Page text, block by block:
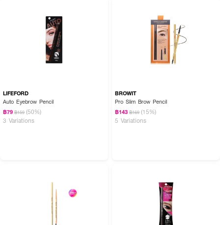
LIFEFORD
Auto Eyebrow Pencil
฿79 ฿159 (50%)
3 Variations
BROWIT
Pro Slim Brow Pencil
฿143 ฿169 (15%)
5 Variations